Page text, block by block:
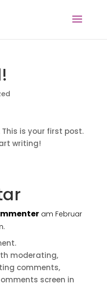
This is your first post.
writing!
am Februar
moderating,
comments,
screen in